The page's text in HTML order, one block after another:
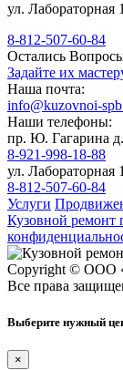
ул. Лабораторная
8-812-507-60-84
Остались
Задайте их
Наша почта:
info@kuzovnoi-
Наши телефоны:
пр. Ю. Гагарина
8-921-998-18-88
ул. Лабораторная
8-812-507-60-84
Услуги
Кузовной
Copyright © ООО
Все права
Выберите нужный
×